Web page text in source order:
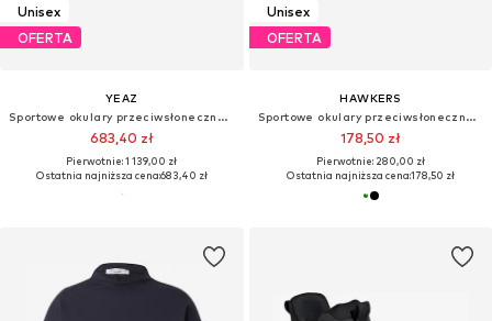
Unisex
OFERTA
YEAZ
Sportowe okulary przeciwsłoneczne 'Sunup'
683,40 zł
Pierwotnie: 1 139,00 zł
Ostatnia najniższa cena:683,40 zł
Unisex
OFERTA
HAWKERS
Sportowe okulary przeciwsłoneczne 'POWER'
178,50 zł
Pierwotnie: 280,00 zł
Ostatnia najniższa cena:178,50 zł